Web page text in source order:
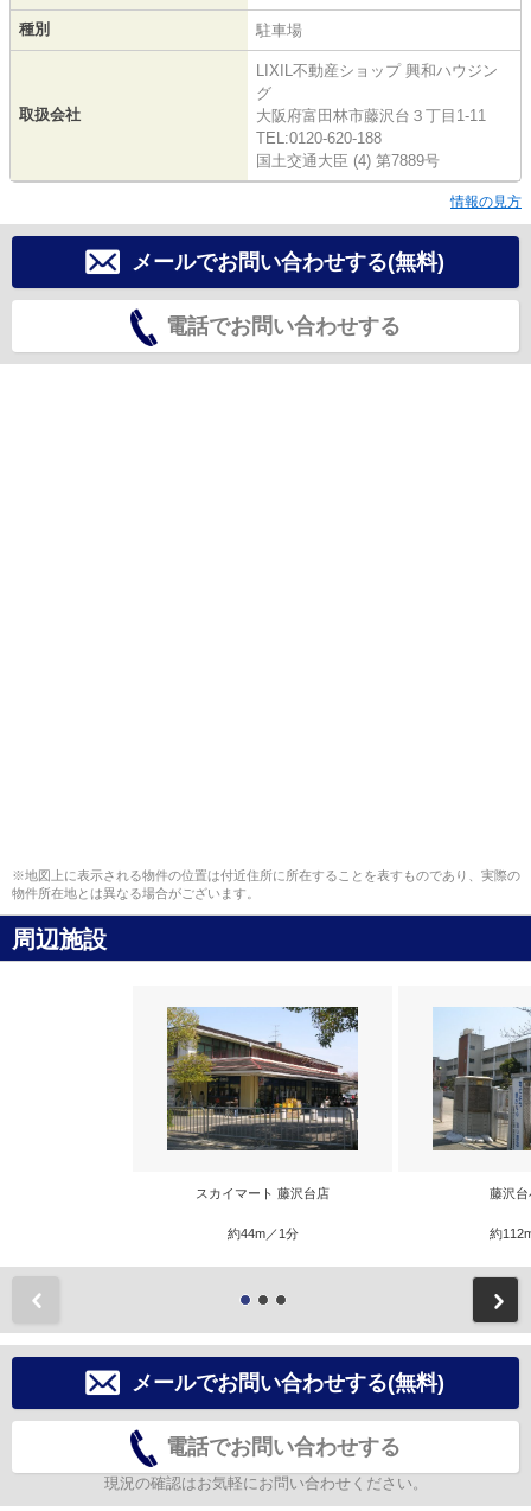
種別 駐車場
取扱会社
LIXIL不動産ショップ 興和ハウジン
グ
大阪府富田林市藤沢台３丁目1-11
TEL:0120-620-188
国土交通大臣 (4) 第7889号
情報の見方
メールでお問い合わせする(無料)
電話でお問い合わせする
※地図上に表示される物件の位置は付近住所に所在することを表すものであり、実際の
物件所在地とは異なる場合がございます。
周辺施設
スカイマート 藤沢台店
約44m／1分
藤沢台
約
メールでお問い合わせする(無料)
電話でお問い合わせする
現況の確認はお気軽にお問い合わせください。